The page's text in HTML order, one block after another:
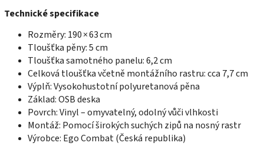
Technické specifikace
Rozměry: 190 × 63 cm
Tloušťka pěny: 5 cm
Tloušťka samotného panelu: 6,2 cm
Celková tloušťka včetně montážního rastru: cca 7,7 cm
Výplň: Vysokohustotní polyuretanová pěna
Základ: OSB deska
Povrch: Vinyl – omyvatelný, odolný vůči vlhkosti
Montáž: Pomocí širokých suchých zipů na nosný rastr
Výrobce: Ego Combat (Česká republika)